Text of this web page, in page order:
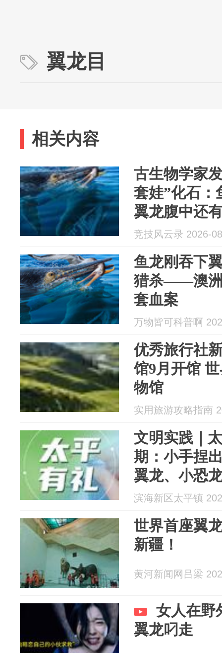
翼龙目
相关内容
古生物学家
套娃”化石：
翼龙腹中还
竞技风云录 2026-
鱼龙刚吞下
猎杀——澳洲
套血案
万物皆可科普啊
优秀旅行社
馆9月开馆
物馆
实用旅游攻略指南
文明实践｜
期：小手捏
翼龙、小恐
滨海新区太平镇
世界首座翼
新疆！
黄河新闻网吕梁
女人在野
翼龙叼走